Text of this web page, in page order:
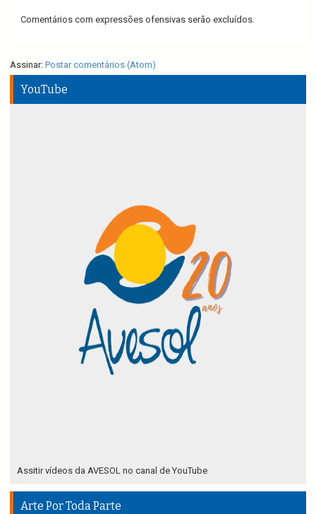
Comentários com expressões ofensivas serão excluídos.
Assinar: Postar comentários (Atom)
YouTube
Assitir vídeos da AVESOL no canal de YouTube
Arte Por Toda Parte